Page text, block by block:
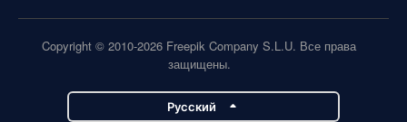
Copyright © 2010-2026 Freepik Company S.L.U. Все права
защищены.
Pусский